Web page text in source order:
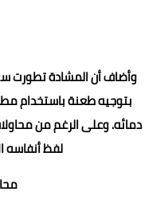
وأضاف أن المشادة تطورت
بتوجيه طعنة باستخدام
دمائه. وعلى الرغم من
لفظ أنفاسه